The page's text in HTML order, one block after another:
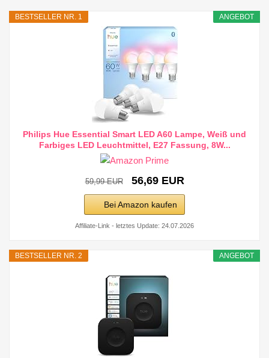
ANGEBOT
BESTSELLER NR. 1
Philips Hue Essential Smart LED A60 Lampe, Weiß und
Farbiges LED Leuchtmittel, E27 Fassung, 8W...
59,99 EUR 56,69 EUR
Bei Amazon kaufen
Affiliate-Link - letztes Update: 24.07.2026
ANGEBOT
BESTSELLER NR. 2